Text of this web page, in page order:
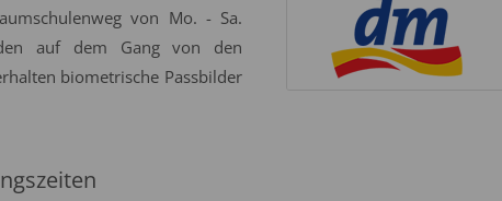
von Mo. - Sa.
auf dem Gang von den
biometrische Passbilder